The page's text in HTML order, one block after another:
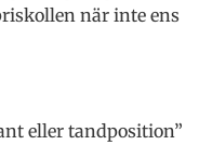
när inte ens
eller tandposition”